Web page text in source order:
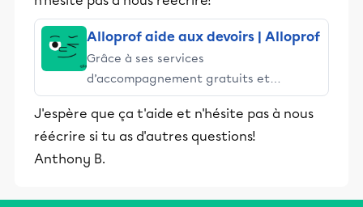
Alloprof aide aux devoirs | Alloprof
Grâce à ses services
d’accompagnement gratuits et
stimulants, Alloprof engage les élèves
et leurs parents dans la réussite
éducative.
J'espère que ça t'aide et n'hésite pas à nous
réécrire si tu as d'autres questions!
Anthony B.